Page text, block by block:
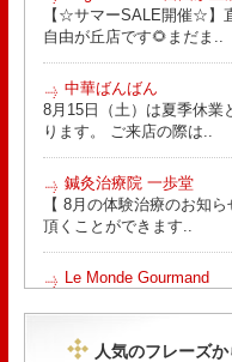
【☆サマーSALE開催☆】
自由が丘店です🌻まだま..
中華ばんばん
8月15日（土）は夏季休業
ります。 ご来店の際は..
鍼灸治療院 一歩堂
【 8月の体験治療のお知
頂くことができます..
Le Monde Gourmand
人気のフレーズ